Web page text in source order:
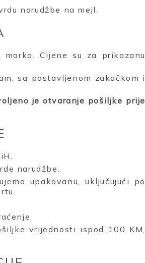
narudžbe na mejl.
Cijene su za prikazanu
sa postavljenom zakačkom i
je otvaranje pošiljke prije
narudžbe.
upakovanu, uključujući po
vrijednosti ispod 100 KM,